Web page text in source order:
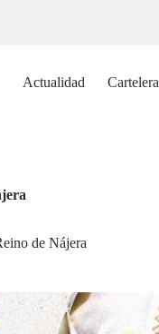
Actualidad Cartelera
de Nájera